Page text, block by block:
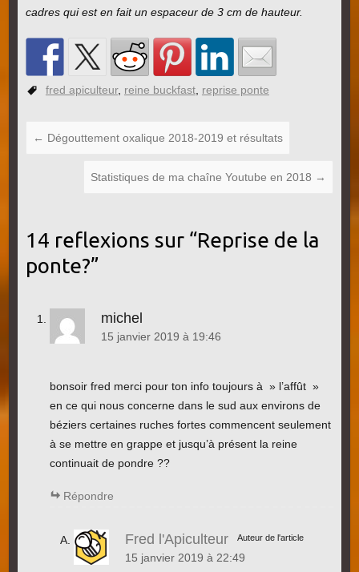
cadres qui est en fait un espaceur de 3 cm de hauteur.
fred apiculteur, reine buckfast, reprise ponte
← Dégouttement oxalique 2018-2019 et résultats
Statistiques de ma chaîne Youtube en 2018 →
14 reflexions sur “Reprise de la
ponte?”
michel
15 janvier 2019 à 19:46
bonsoir fred merci pour ton info toujours à » l’affût »
en ce qui nous concerne dans le sud aux environs de
béziers certaines ruches fortes commencent seulement
à se mettre en grappe et jusqu’à présent la reine
continuait de pondre ??
Répondre
Fred l'Apiculteur Auteur de l'article
15 janvier 2019 à 22:49